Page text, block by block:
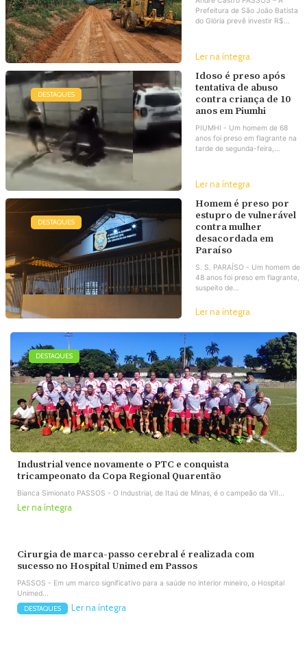
Prefeitura de São João Batista
do Glória prevê investir R$...
Ler na íntegra
DESTAQUES
Idoso é preso após
tentativa de abuso
contra criança de 10
anos em Piumhi
PIUMHI - Um homem de 68
anos foi preso em flagrante na
tarde de segunda-feira,...
Ler na íntegra
DESTAQUES
Homem é preso por
estupro de vulnerável
contra mulher
desacordada em
Paraíso
S. S. PARAÍSO - Um homem de
48 anos foi preso em flagrante,
suspeito de...
Ler na íntegra
DESTAQUES
Industrial vence novamente o PTC e conquista
tricampeonato da Copa Regional Quarentão
Bianca Simionato PASSOS - O Industrial, de Itaú de Minas, é o campeão da VII...
Ler na íntegra
Cirurgia de marca-passo cerebral é realizada com
sucesso no Hospital Unimed em Passos
PASSOS - Em um marco significativo para a saúde no interior mineiro, o Hospital
Unimed...
DESTAQUES Ler na íntegra